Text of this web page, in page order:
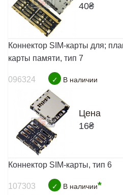
40₴
Коннектор SIM-карты для;
карты памяти, тип 7
096324 ✓ В наличии
Цена
16₴
Коннектор SIM-карты, тип 6
107303 ✓ В наличии*